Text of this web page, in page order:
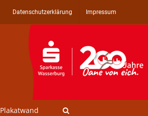
Datenschutzerklärung Impressum
Plakatwand